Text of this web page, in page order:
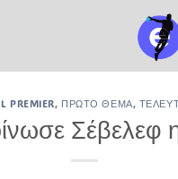
PREMIER, ΠΡΏΤΟ ΘΈΜΑ,
Σέβελεφ